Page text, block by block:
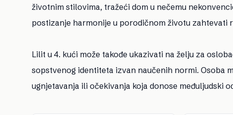
životnim stilovima, tražeći dom u nečemu
postizanje harmonije u porodičnom životu zahtevati
Lilit u 4. kući može takođe ukazivati na želju za
sopstvenog identiteta izvan naučenih normi. Osoba
ugnjetavanja ili očekivanja koja donose međuljudski